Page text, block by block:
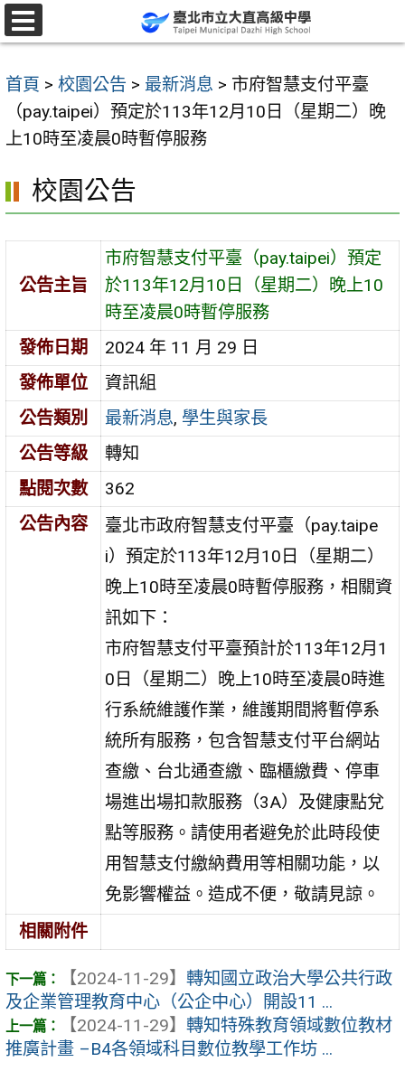
跳
至
要
容
首頁 > 校園公告 > 最新消息 > 市府智慧支付平臺
（pay.taipei）預定於113年12月10日（星期二）晚
上10時至凌晨0時暫停服務
校園公告
公告主旨
市府智慧支付平臺（pay.taipei）預定
於113年12月10日（星期二）晚上10
時至凌晨0時暫停服務
發佈日期
2024 年 11 月 29 日
發佈單位
資訊組
公告類別
最新消息, 學生與家長
公告等級
轉知
點閱次數
362
公告內容
臺北市政府智慧支付平臺（pay.taipe
i）預定於113年12月10日（星期二）
晚上10時至凌晨0時暫停服務，相關資
訊如下：
市府智慧支付平臺預計於113年12月1
0日（星期二）晚上10時至凌晨0時進
行系統維護作業，維護期間將暫停系
統所有服務，包含智慧支付平台網站
查繳、台北通查繳、臨櫃繳費、停車
場進出場扣款服務（3A）及健康點兌
點等服務。請使用者避免於此時段使
用智慧支付繳納費用等相關功能，以
免影響權益。造成不便，敬請見諒。
相關附件
【2024-11-29】 轉知國立政治大學公共行政
及企業管理教育中心（公企中心）開設11 ...
【2024-11-29】 轉知特殊教育領域數位教材
推廣計畫 –B4各領域科目數位教學工作坊 ...
選
單